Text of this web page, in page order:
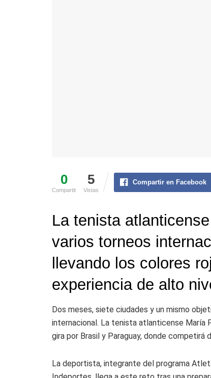
0
Compartit
5
Vistas
Compartir en Facebook
La tenista
varios torneos
llevando los colores
experiencia de alto
Dos meses, siete ciudades y un mismo
internacional. La tenista atlanticense María
gira por Brasil y Paraguay, donde
La deportista, integrante del programa